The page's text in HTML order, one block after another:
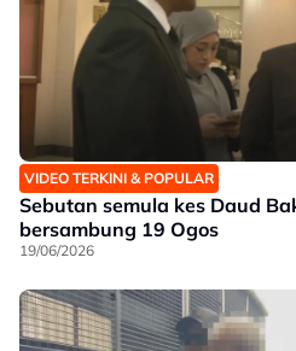
VIDEO TERKINI & POPULAR
Sebutan semula kes Daud
bersambung 19 Ogos
19/06/2026